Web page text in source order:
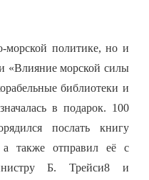
морской политике, но и
«Влияние морской силы
библиотеки и
в подарок. 100
послать книгу
также отправил её с
Б. Трейси8 и